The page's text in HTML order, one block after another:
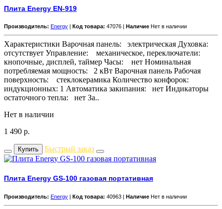
Плита Energy EN-919
Производитель: Energy | Код товара: 47076 | Наличие Нет в наличии
Характеристики Варочная панель: электрическая Духовка:
отсутствует Управление: механическое, переключатели:
кнопочные, дисплей, таймер Часы: нет Номинальная
потребляемая мощность: 2 кВт Варочная панель Рабочая
поверхность: стеклокерамика Количество конфорок:
индукционных: 1 Автоматика закипания: нет Индикаторы
остаточного тепла: нет За..
Нет в наличии
1 490 р.
Купить Быстрый заказ
Плита Energy GS-100 газовая портативная
Производитель: Energy | Код товара: 40963 | Наличие Нет в наличии